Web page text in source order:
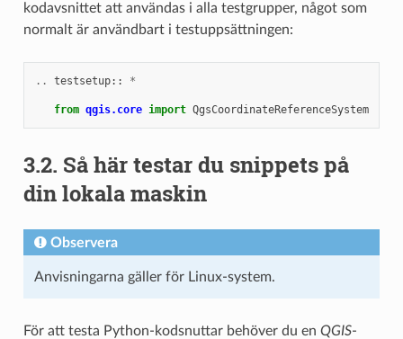
kodavsnittet att användas i alla testgrupper, något som
normalt är användbart i testuppsättningen:
.. testsetup:: *
from qgis.core import QgsCoordinateReferenceSystem
3.2. Så här testar du snippets på
din lokala maskin
Observera
Anvisningarna gäller för Linux-system.
För att testa Python-kodsnuttar behöver du en QGIS-